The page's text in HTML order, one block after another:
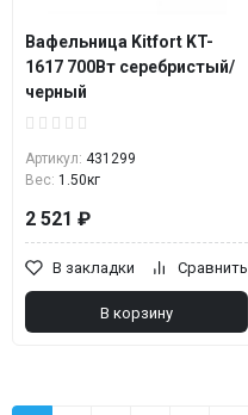
Вафельница Kitfort KT-
1617 700Вт серебристый/
черный
Артикул: 431299
Вес: 1.50кг
2 521 ₽
В закладки Сравнить
В корзину